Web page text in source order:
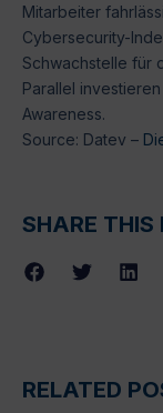
Mitarbeiter
Cybersecurity-
Schwachstelle für
Parallel
Awareness.
Source: Datev –
SHARE THIS
RELATED